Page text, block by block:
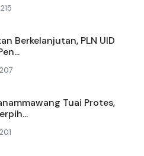
215
Berkelanjutan, PLN UID
207
Tuai Protes,
201